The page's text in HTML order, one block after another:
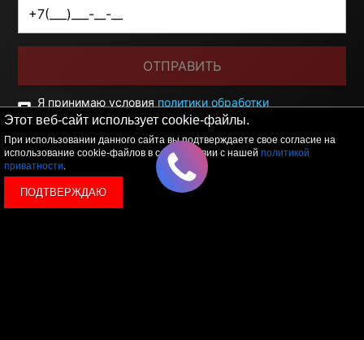
Этот веб-сайт использует cookie-файлы.
При использовании данного сайта вы подтверждаете свое согласие на
использование cookie-файлов в соответствии с нашей политикой
приватности.
ПОДТВЕРЖДАЮ
ОТПРАВИТЬ
Я принимаю условия политики обработки
персональных данных